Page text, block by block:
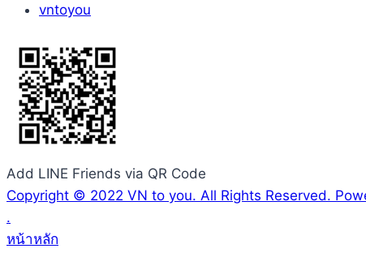
vntoyou
Add LINE Friends via QR Code
Copyright © 2022 VN to you. All Rights Reserved.
.
หน้าหลัก